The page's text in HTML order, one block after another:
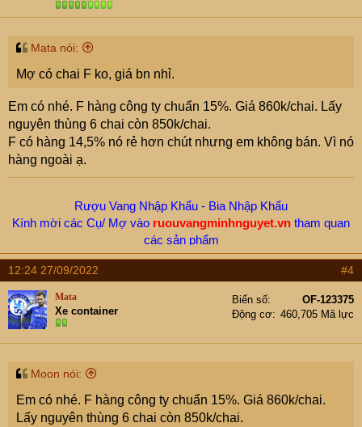
Mata nói:
Mợ có chai F ko, giá bn nhỉ.
Em có nhé. F hàng công ty chuẩn 15%. Giá 860k/chai. Lấy
nguyên thùng 6 chai còn 850k/chai.
F có hàng 14,5% nó rẻ hơn chút nhưng em không bán. Vì nó
hàng ngoài ạ.
Rượu Vang Nhập Khẩu - Bia Nhập Khẩu
Kính mời các Cụ/ Mợ vào ruouvangminhnguyet.vn tham quan
các sản phẩm
Hotline/ Zalo -New.Moon:0912655199
12:24 27/09/2022 #4
Mata
Xe container
Biển số
OF-123375
Động cơ
460,705 Mã lực
Moon nói:
Em có nhé. F hàng công ty chuẩn 15%. Giá 860k/chai.
Lấy nguyên thùng 6 chai còn 850k/chai.